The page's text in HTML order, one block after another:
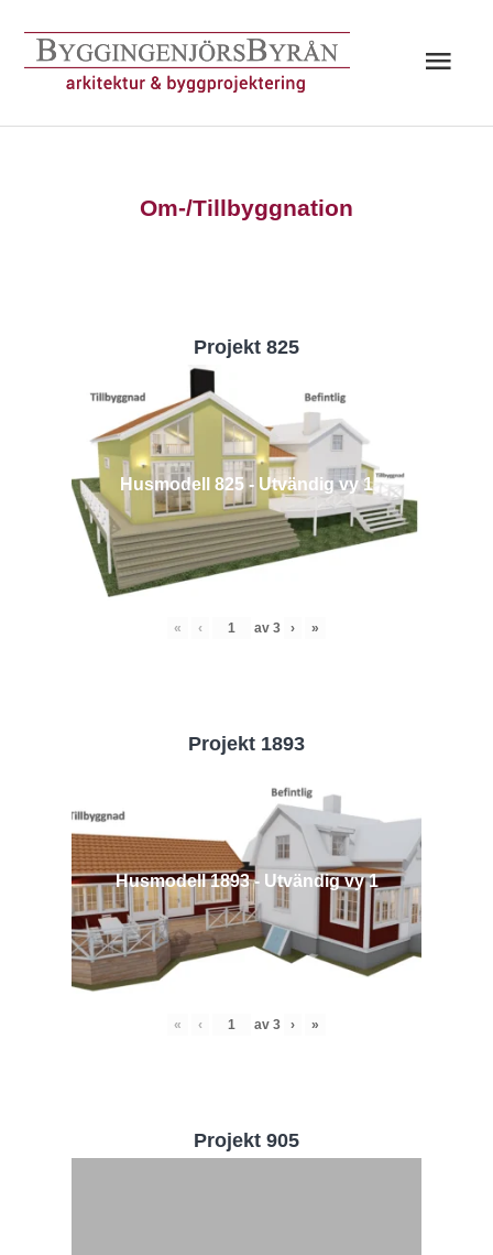
innehåll
Om-/Tillbyggnation
Projekt 825
Husmodell 825 - Utvändig vy 1
« ‹ av 3 › »
Projekt 1893
Husmodell 1893 - Utvändig vy 1
« ‹ av 3 › »
Projekt 905